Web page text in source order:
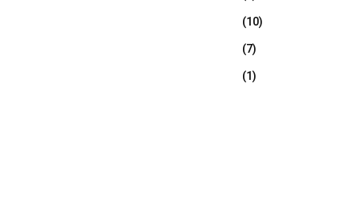
(10)
(7)
(1)